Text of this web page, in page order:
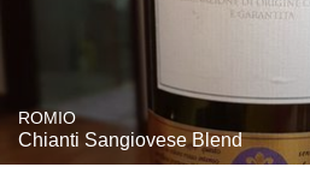
ROMIO
Chianti Sangiovese Blend